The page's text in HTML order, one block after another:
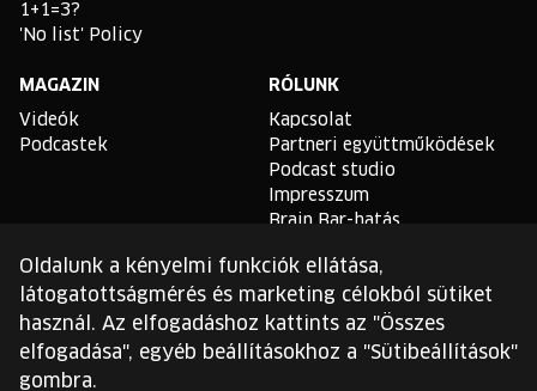
1+1=3?
'No list' Policy
MAGAZIN
Videók
Podcastek
RÓLUNK
Kapcsolat
Partneri együttműködések
Podcast studio
Impresszum
Brain Bar-hatás
TLDR
Általános Szerződési
Feltételek
Sütikezelési Szabályzat
Adatvédelmi Szabályzat
Oldalunk a kényelmi funkciók ellátása,
látogatottságmérés és marketing célokból sütiket
használ. Az elfogadáshoz kattints az "Összes
elfogadása", egyéb beállításokhoz a "Sütibeállítások"
gombra.